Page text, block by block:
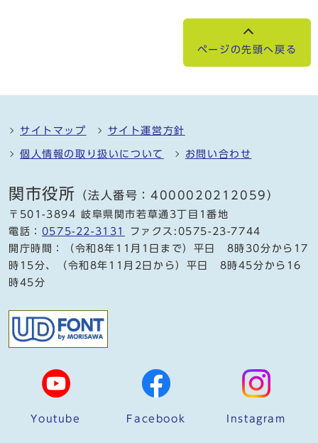
ページの先頭へ戻る
サイトマップ サイト運営方針
個人情報の取り扱いについて お問い合わせ
関市役所 （法人番号：4000020212059）
〒501-3894 岐阜県関市若草通3丁目1番地
電話： 0575-22-3131
ファクス:0575-23-7744
開庁時間：（令和8年11月1日まで）平日 8時30分から17
時15分、（令和8年11月2日から）平日 8時45分から16
時45分
Youtube Facebook Instagram